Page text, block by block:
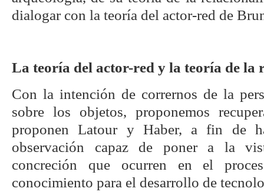
dialogar con la teoría del actor-red de
La teoría del actor-red y la teoría de la
Con la intención de corrernos de la
sobre los objetos, proponemos
proponen Latour y Haber, a fin de
observación capaz de poner a la
concreción que ocurren en el
conocimiento para el desarrollo de